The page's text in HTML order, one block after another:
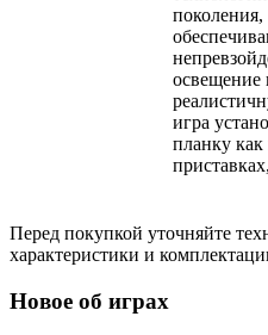
поколения,
освещение
игра
планку
Перед покупкой уточняйте
характеристики и
Новое об играх